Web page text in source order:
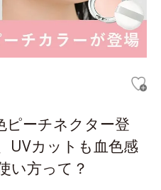
ピーチネクター登
UVカットも血色感
い方って？